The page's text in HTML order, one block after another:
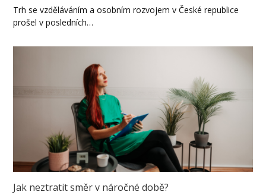
Trh se vzděláváním a osobním rozvojem v České republice
prošel v posledních…
Jak neztratit směr v náročné době?